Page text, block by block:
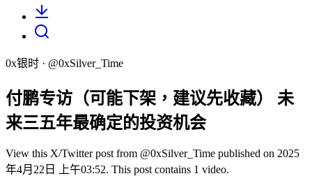
0x银时 · @0xSilver_Time
付鹏专访（可能下架，建议先收藏） 未
来三五年最确定的投资机会
View this X/Twitter post from @0xSilver_Time published on 2025
年4月22日 上午03:52. This post contains 1 video.